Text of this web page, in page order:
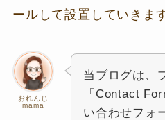
ールして設置していきます
おれんじ
mama
当ブログは、
「Contact
い合わせフォ